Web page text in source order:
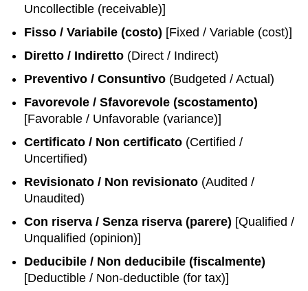
Uncollectible (receivable)]
Fisso / Variabile (costo) [Fixed / Variable (cost)]
Diretto / Indiretto (Direct / Indirect)
Preventivo / Consuntivo (Budgeted / Actual)
Favorevole / Sfavorevole (scostamento)
[Favorable / Unfavorable (variance)]
Certificato / Non certificato (Certified /
Uncertified)
Revisionato / Non revisionato (Audited /
Unaudited)
Con riserva / Senza riserva (parere) [Qualified /
Unqualified (opinion)]
Deducibile / Non deducibile (fiscalmente)
[Deductible / Non-deductible (for tax)]